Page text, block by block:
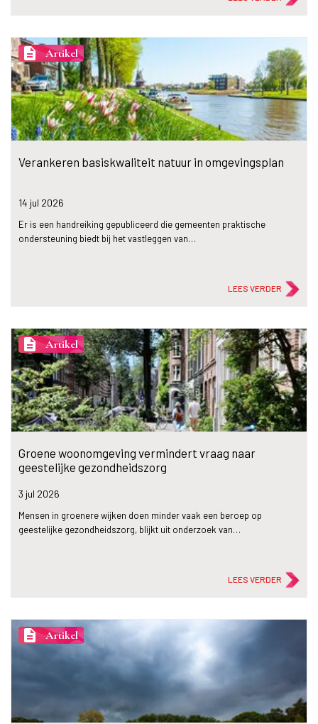
description Artikel
Verankeren basiskwaliteit natuur in omgevingsplan
14 jul 2026
Er is een handreiking gepubliceerd die gemeenten praktische
ondersteuning biedt bij het vastleggen van…
LEES VERDER
description Artikel
Groene woonomgeving vermindert vraag naar
geestelijke gezondheidszorg
3 jul 2026
Mensen in groenere wijken doen minder vaak een beroep op
geestelijke gezondheidszorg, blijkt uit onderzoek van…
LEES VERDER
description Artikel